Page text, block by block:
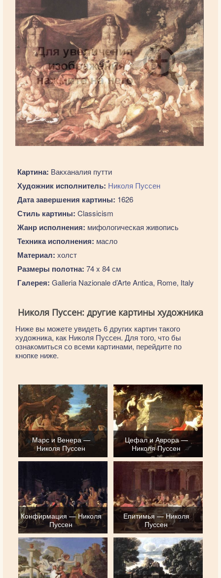
Картина: Вакханалия путти
Художник исполнитель: Николя Пуссен
Дата завершения картины: 1626
Стиль картины: Classicism
Жанр исполнения: мифологическая живопись
Техника исполнения: масло
Материал: холст
Размеры полотна: 74 x 84 см
Галерея: Galleria Nazionale d’Arte Antica, Rome, Italy
Николя Пуссен: другие картины художника
Ниже вы можете увидеть 6 других картин такого
художника, как Николя Пуссен. Для того, что бы
ознакомиться со всеми картинами, перейдите по
кнопке ниже.
Марс и Венера —
Николя Пуссен
Цефал и Аврора —
Николя Пуссен
Конфирмация — Николя
Пуссен
Епитимья — Николя
Пуссен